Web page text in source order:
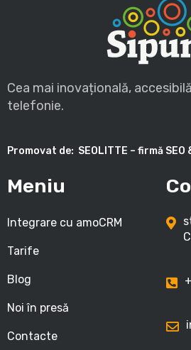
Cea mai inovațională,
telefonie.
Promovat de: SEOLITTE – firmă
Meniu
Integrare cu amoCRM
Tarife
Blog
Noi în presă
Contacte